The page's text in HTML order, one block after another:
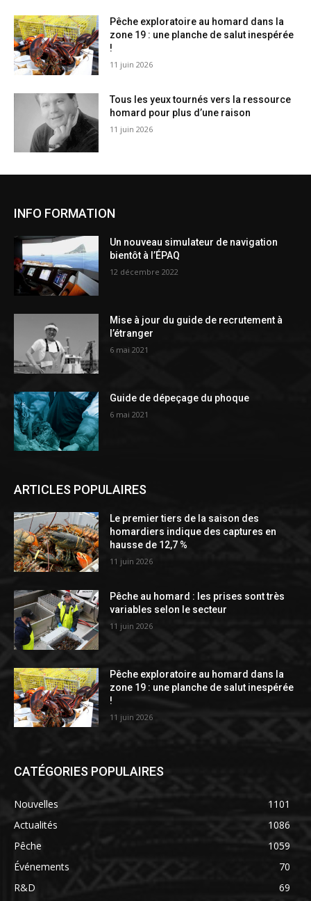
Pêche exploratoire au homard dans la
zone 19 : une planche de salut inespérée
!
11 juin 2026
Tous les yeux tournés vers la ressource
homard pour plus d’une raison
11 juin 2026
INFO FORMATION
Un nouveau simulateur de navigation
bientôt à l’ÉPAQ
12 décembre 2022
Mise à jour du guide de recrutement à
l’étranger
6 mai 2021
Guide de dépeçage du phoque
6 mai 2021
ARTICLES POPULAIRES
Le premier tiers de la saison des
homardiers indique des captures en
hausse de 12,7 %
11 juin 2026
Pêche au homard : les prises sont très
variables selon le secteur
11 juin 2026
Pêche exploratoire au homard dans la
zone 19 : une planche de salut inespérée
!
11 juin 2026
CATÉGORIES POPULAIRES
Nouvelles
1101
Actualités
1086
Pêche
1059
Événements
70
R&D
69